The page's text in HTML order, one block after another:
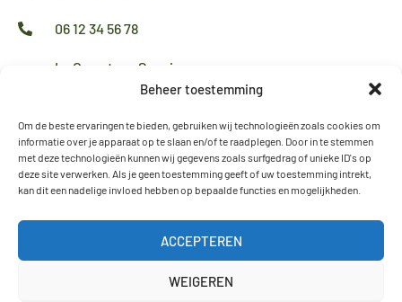
Beheer toestemming
Om de beste ervaringen te bieden, gebruiken wij technologieën zoals cookies om
informatie over je apparaat op te slaan en/of te raadplegen. Door in te stemmen
met deze technologieën kunnen wij gegevens zoals surfgedrag of unieke ID's op
deze site verwerken. Als je geen toestemming geeft of uw toestemming intrekt,
kan dit een nadelige invloed hebben op bepaalde functies en mogelijkheden.
ACCEPTEREN
WEIGEREN
06 12 34 56 78
La Garrotxa - Spanje
Maarssen - Nederland